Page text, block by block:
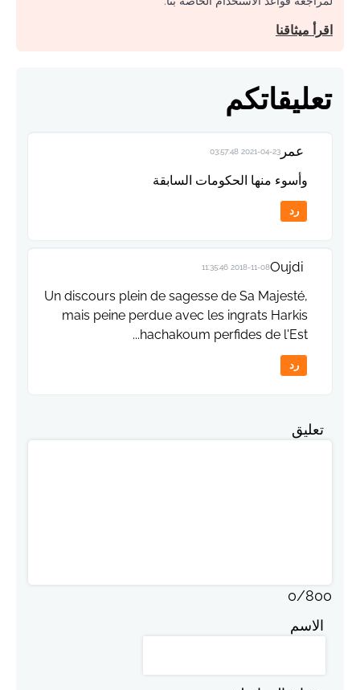
اقرأ ميثاقنا
تعليقاتكم
عمر 2021-04-23 03:57:48
وأسوء منها الحكومات السابقة
رد
Oujdi
2018-11-08 11:35:46
Un discours plein de sagesse de Sa Majesté,
mais peine perdue avec les ingrats Harkis
hachakoum perfides de l'Est...
رد
تعليق
0/800
الاسم